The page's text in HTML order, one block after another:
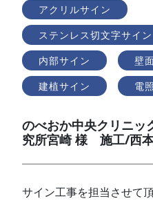
アクリルサイン
ステンレス切文字サイン
内部サイン
壁
建植サイン
電
のべおか中央クリニッ
究所宮崎 様 施工/西本
サイン工事を担当させて頂